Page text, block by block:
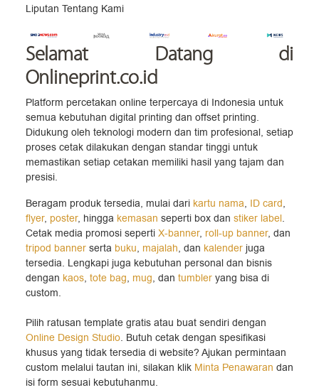
Liputan Tentang Kami
Selamat Datang di
Onlineprint.co.id
Platform percetakan online terpercaya di Indonesia untuk
semua kebutuhan digital printing dan offset printing.
Didukung oleh teknologi modern dan tim profesional, setiap
proses cetak dilakukan dengan standar tinggi untuk
memastikan setiap cetakan memiliki hasil yang tajam dan
presisi.
Beragam produk tersedia, mulai dari kartu nama, ID card,
flyer, poster, hingga kemasan seperti box dan stiker label.
Cetak media promosi seperti X-banner, roll-up banner, dan
tripod banner serta buku, majalah, dan kalender juga
tersedia. Lengkapi juga kebutuhan personal dan bisnis
dengan kaos, tote bag, mug, dan tumbler yang bisa di
custom.
Pilih ratusan template gratis atau buat sendiri dengan
Online Design Studio. Butuh cetak dengan spesifikasi
khusus yang tidak tersedia di website? Ajukan permintaan
custom melalui tautan ini, silakan klik Minta Penawaran dan
isi form sesuai kebutuhanmu.